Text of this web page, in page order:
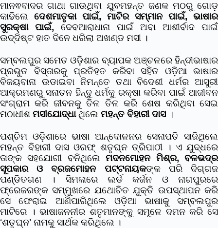
ମାନଵବାଦର ଗାଥା ଗାଉଥିବା ଯୁବମହନ୍ତ ଜଣକ ମଠରୁ ଗୋଡ଼
କାଢିଲେ ଦେଶମାତୃକା ପାଇଁ, ମାଟିର ସମ୍ମାନ ପାଇଁ, ଭାଷାର
ସୁରକ୍ଷା ପାଇଁ, ଦେବଆରାଧାନା ପାଇଁ ଅବା ଆଶୀର୍ବାଦ ପାଇଁ
ଉଦ୍ଦିଷ୍ଟ ହାତ ଦିନେ ଧରିଲା ଅଖଣ୍ଡ ମସୀ ।
ସମ୍ବଲପୁର ସମେତ ଓଡ଼ିଶାର ବ୍ୟାପକ ଅଞ୍ଚଳରେ ହିନ୍ଦୀଭାଷାର
ପ୍ରଭୁତ ବିସ୍ତାରକୁ ପ୍ରତିହତ କରିବା ସହିତ ଓଡ଼ିଆ ଭାଷାର
ବିଜୟବାନା ଉଡାଇବା ନିମନ୍ତେ ତଥା ବିଦେଶୀ ଧର୍ମର ଆସୁରୀ
ଆକ୍ରମଣରୁ ସନାତନ ହିନ୍ଦୁ ଧର୍ମକୁ ରକ୍ଷା କରିବା ପାଇଁ ଆଜୀବନ
ସଂଗ୍ରାମ କରି ଜୀବନକୁ ତିଳ ତିଳ କରି ଶେଷ କରିଥିବା ସେଇ
ମଠାଧୀଶ ମସୀଯୋଦ୍ଧାଥିଲେ ମହନ୍ତ ବିହାରୀ ଦାସ ।
ପଶ୍ଚିମ ଓଡ଼ିଶାରେ ଭାଷା ଆନ୍ଦୋଳନର ସେନାପତି ସାଜିଥିଲେ
ମହନ୍ତ ବିହାରୀ ଦାସ ଓରଫ୍ ଶତୃଘ୍ନ ତ୍ରିପାଠୀ । ଏ ଯୁଦ୍ଧରେ
ତାଙ୍କ ସହଯୋଗୀ ବନିଥିଲେମଦନମୋହନ ମିଶ୍ର, ବଳଭଦ୍ର
ସୂପକାର ଓ ବ୍ରଜମୋହନ ପଟ୍ଟନାୟକଙ୍କ ପରି ଦିଗ୍ଗଜ
ପଣ୍ଡିତଗଣ । ସିମଳାରେ ଲର୍ଡ କର୍ଜନ ଓ ନାଗପୁରରେ
ଫ୍ରେଜରଙ୍କ ସମ୍ମୁଖରେ ଯଥୋଚିତ ଯୁକ୍ତି ଉପସ୍ଥାପନ କରି
ସେ ଫେରାଇ ଆଣିପାରିଥିଲେ ଓଡ଼ିଆ ଭାଷାକୁ ସମ୍ବଲପୁର
ମାଟିରେ । ଭାଷାଜନନୀର ଶତୃମାନଙ୍କୁ ସମୂଳେ ଦମନ କରି ସେ
‘ଶତୃଘ୍ନ’ ନାମକୁ ସାର୍ଥକ କରିଥିଲେ ।